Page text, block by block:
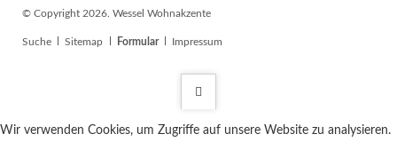
© Copyright 2026. Wessel Wohnakzente
Navigation
Suche Sitemap Formular Impressum
Wir verwenden Cookies, um Zugriffe auf unsere Website zu analysieren.